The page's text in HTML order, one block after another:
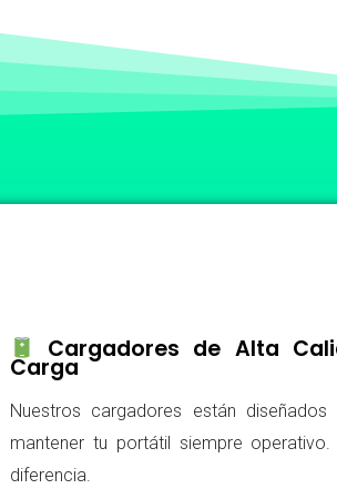
Cargadores de Alta
Carga
Nuestros cargadores están
mantener tu portátil siempre
diferencia.